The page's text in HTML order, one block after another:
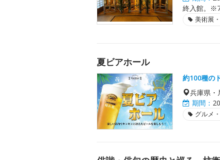
終入館。
美術展
夏ビアホール
約100種の
兵庫県・
期間：
グルメ